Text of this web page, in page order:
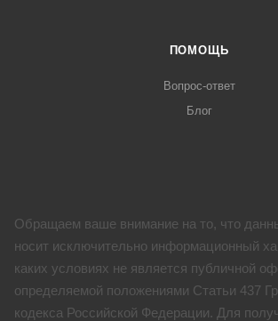
ПОМОЩЬ
Вопрос-ответ
Блог
Обращаем ваше внимание на то, что
носит исключительно информационный
каких условиях не является публичной
определяемой положениями Статьи 437
кодекса Российской Федерации. Для